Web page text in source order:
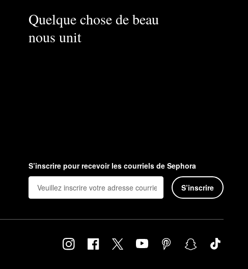
Quelque chose de beau
nous unit
S’inscrire pour recevoir les courriels de Sephora
S’inscrire